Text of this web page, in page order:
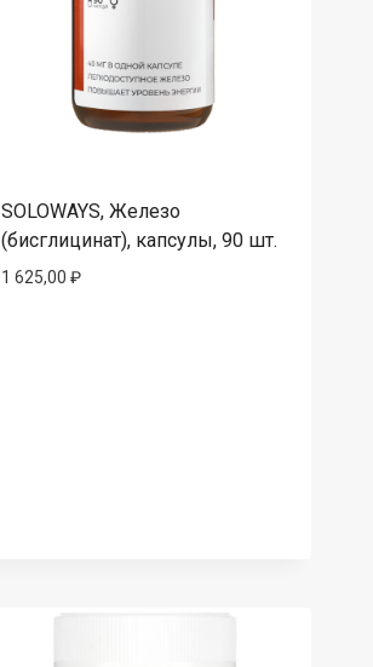
SOLOWAYS, Железо
(бисглицинат), капсулы, 90 шт.
1 625,00 ₽